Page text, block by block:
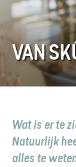
VAN
Wat is er te
Natuurlijk
alles te